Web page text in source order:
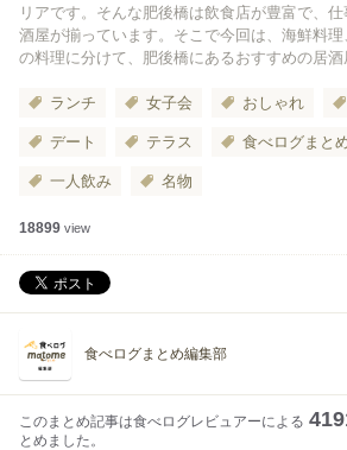
リアです。そんな肥後橋は飲食店が豊富で、
酒屋が揃っています。そこで今回は、海鮮料
の料理に分けて、肥後橋にあるおすすめの居酒
ランチ 女子会 おしゃれ
デート テラス 食べログまと
一人飲み 名物
18899 view
食べログまとめ編集部
このまとめ記事は食べログレビュアーによる
とめました。